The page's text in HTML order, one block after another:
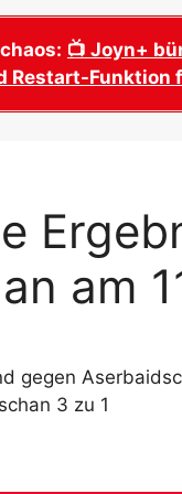
WM 2026
Termine,
WM 2026
WM 2026
Spielort
Fußball WM
Ausfüllen &
📺 Joyn+
Restart-
am
gegen
3 zu 1